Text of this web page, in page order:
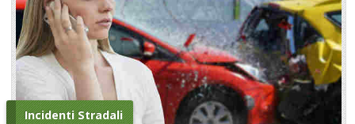
Incidenti Stradali